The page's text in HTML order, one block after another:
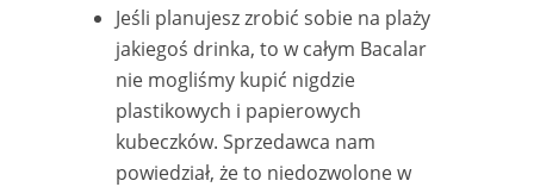
Jeśli planujesz zrobić sobie na plaży
jakiegoś drinka, to w całym Bacalar
nie mogliśmy kupić nigdzie
plastikowych i papierowych
kubeczków. Sprzedawca nam
powiedział, że to niedozwolone w